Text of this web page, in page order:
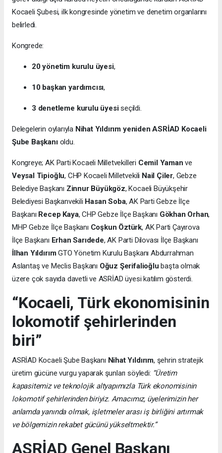
Kocaeli Şubesi, ilk kongresinde yönetim ve denetim organlarını
belirledi.
Kongrede:
20 yönetim kurulu üyesi,
10 başkan yardımcısı,
3 denetleme kurulu üyesiseçildi.
Delegelerin oylarıyla Nihat Yıldırım yeniden ASRİAD Kocaeli
Şube Başkanıoldu.
Kongreye; AK Parti Kocaeli Milletvekilleri Cemil Yaman ve
Veysal Tipioğlu, CHP Kocaeli Milletvekili Nail Çiler, Gebze
Belediye Başkanı Zinnur Büyükgöz, Kocaeli Büyükşehir
Belediyesi Başkanvekili Hasan Soba, AK Parti Gebze İlçe
Başkanı Recep Kaya, CHP Gebze İlçe Başkanı Gökhan Orhan,
MHP Gebze İlçe Başkanı Coşkun Öztürk, AK Parti Çayırova
İlçe Başkanı Erhan Sarıdede, AK Parti Dilovası İlçe Başkanı
İlhan YıldırımGTO Yönetim Kurulu Başkanı Abdurrahman
Aslantaş ve Meclis Başkanı Oğuz Şerifalioğlu başta olmak
üzere çok sayıda davetli ve ASRİAD üyesi katılım gösterdi.
“Kocaeli, Türk ekonomisinin
lokomotif şehirlerinden
biri”
ASRİAD Kocaeli Şube Başkanı Nihat Yıldırım, şehrin stratejik
üretim gücüne vurgu yaparak şunları söyledi: “Üretim
kapasitemiz ve teknolojik altyapımızla Türk ekonomisinin
lokomotif şehirlerinden biriyiz. Amacımız, üyelerimizin her
anlamda yanında olmak, işletmeler arası iş birliğini artırmak
ve bölgemizin rekabet gücünü yükseltmektir.”
ASRİAD Genel Başkanı